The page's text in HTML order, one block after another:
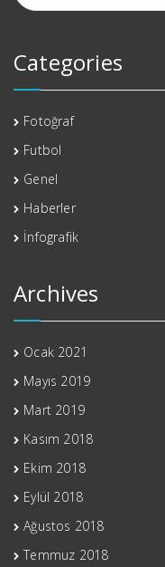
Categories
Fotoğraf
Futbol
Genel
Haberler
İnfografik
Archives
Ocak 2021
Mayıs 2019
Mart 2019
Kasım 2018
Ekim 2018
Eylül 2018
Ağustos 2018
Temmuz 2018